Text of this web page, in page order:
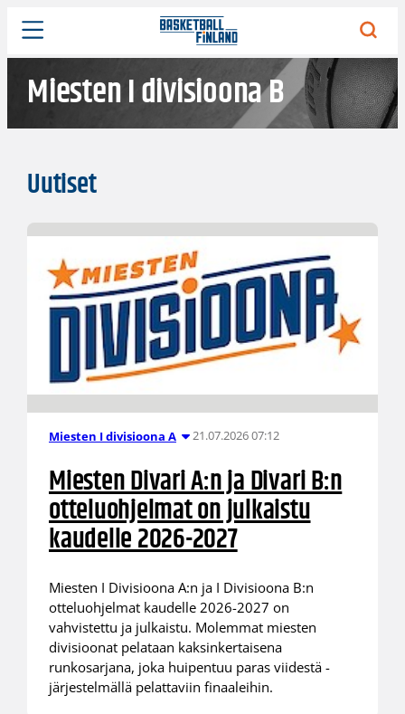
Siirry
sisältöön
Miesten I divisioona B
Uutiset
Miesten I divisioona A 21.07.2026 07:12
Miesten Divari A:n ja Divari B:n
otteluohjelmat on julkaistu
kaudelle 2026-2027
Miesten I Divisioona A:n ja I Divisioona B:n
otteluohjelmat kaudelle 2026-2027 on
vahvistettu ja julkaistu. Molemmat miesten
divisioonat pelataan kaksinkertaisena
runkosarjana, joka huipentuu paras viidestä -
järjestelmällä pelattaviin finaaleihin.